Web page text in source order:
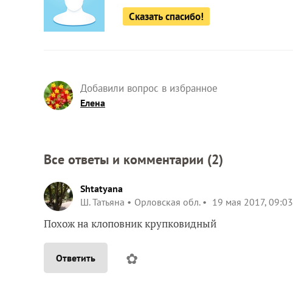
Сказать спасибо!
Добавили вопрос в избранное
Елена
Все ответы и комментарии (2)
Shtatyana
Ш. Татьяна
Орловская обл. 19 мая 2017, 09:03
Похож на клоповник крупковидный
Ответить ✿